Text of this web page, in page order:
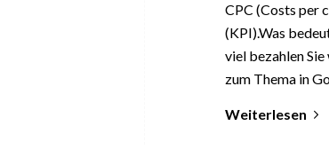
CPC (Costs per
(KPI).Was
viel bezahlen
zum Thema in
Weiterlesen